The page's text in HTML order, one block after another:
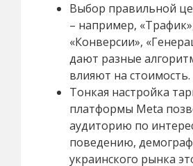
Выбор правильной
– например,
«Конверсии»,
дают разные
влияют на стоимость.
Тонкая настройка
платформы Meta
аудиторию по
поведению,
украинского рынка